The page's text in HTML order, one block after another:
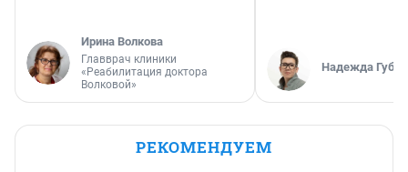
Ирина Волкова
Главврач клиники
«Реабилитация доктора
Волковой»
Надежда
РЕКОМЕНДУЕМ